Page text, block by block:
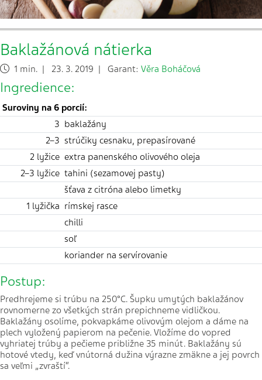
Baklažánová nátierka
1 min. | 23. 3. 2019 | Garant: Věra Boháčová
Ingredience:
Suroviny na 6 porcií:
3 baklažány
2–3 strúčiky cesnaku, prepasírované
2 lyžice extra panenského olivového oleja
2–3 lyžice tahini (sezamovej pasty)
šťava z citróna alebo limetky
1 lyžička rímskej rasce
chilli
soľ
koriander na servírovanie
Postup:
Predhrejeme si trúbu na 250°C. Šupku umytých baklažánov
rovnomerne zo všetkých strán prepichneme vidličkou.
Baklažány osolíme, pokvapkáme olivovým olejom a dáme na
plech vyložený papierom na pečenie. Vložíme do vopred
vyhriatej trúby a pečieme približne 35 minút. Baklažány sú
hotové vtedy, keď vnútorná dužina výrazne zmäkne a jej povrch
sa veľmi „zvraští“.